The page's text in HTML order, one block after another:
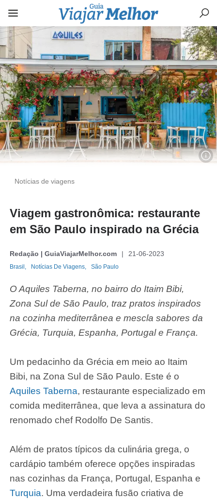
Notícias de viagens
Viagem gastronômica: restaurante
em São Paulo inspirado na Grécia
Redação | GuiaViajarMelhor.com 21-06-2023
Brasil, Notícias De Viagens, São Paulo
O Aquiles Taberna, no bairro do Itaim Bibi,
Zona Sul de São Paulo, traz pratos inspirados
na cozinha mediterrânea e mescla sabores da
Grécia, Turquia, Espanha, Portugal e França.
Um pedacinho da Grécia em meio ao Itaim
Bibi, na Zona Sul de São Paulo. Este é o
Aquiles Taberna, restaurante especializado em
comida mediterrânea, que leva a assinatura do
renomado chef Rodolfo De Santis.
Além de pratos típicos da culinária grega, o
cardápio também oferece opções inspiradas
nas cozinhas da França, Portugal, Espanha e
Turquia. Uma verdadeira fusão criativa de